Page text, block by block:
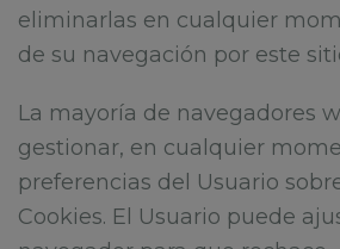
eliminarlas en cualquier
de su navegación por este
La mayoría de navegadores
gestionar, en cualquier
preferencias del Usuario
Cookies. El Usuario puede